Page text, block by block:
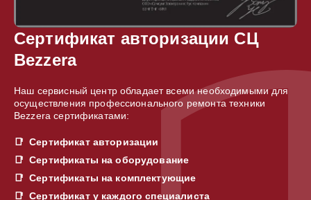
Сертификат авторизации СЦ
Bezzera
Наш сервисный центр обладает всеми необходимыми для
осуществления профессионального ремонта техники
Bezzera сертификатами:
Сертификат авторизации
Сертификаты на оборудование
Сертификаты на комплектующие
Сертификат у каждого специалиста